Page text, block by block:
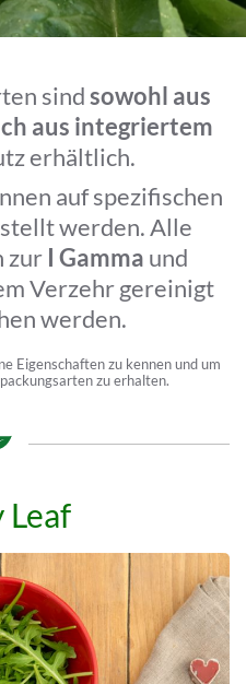
sindsowohl aus
aus integriertem
erhältlich.
auf spezifischen
werden. Alle
zur I Gamma und
Verzehr gereinigt
werden.
Eigenschaften zu kennen und um
zu erhalten.
Leaf